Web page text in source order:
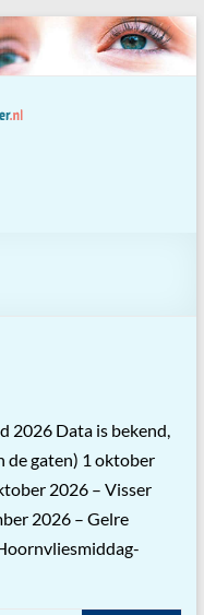
2026 Data is bekend,
de gaten) 1 oktober
2026 – Visser
2026 – Gelre